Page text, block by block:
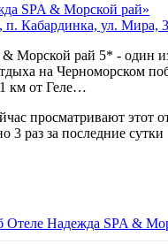
SPA & Морской рай»
п. Кабардинка, ул. Мира, 3
& Морской рай 5* - один
на Черноморском
км от Геле…
просматривают этот
3 раз за последние сутки
Отеле Надежда SPA &